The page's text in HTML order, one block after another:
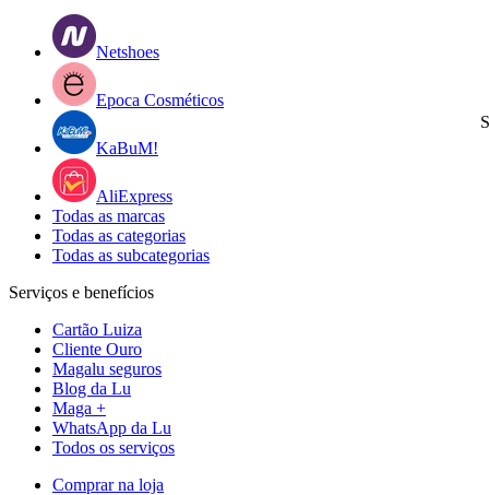
Netshoes
Epoca Cosméticos
KaBuM!
AliExpress
Todas as marcas
Todas as categorias
Todas as subcategorias
Serviços e benefícios
Cartão Luiza
Cliente Ouro
Magalu seguros
Blog da Lu
Maga +
WhatsApp da Lu
Todos os serviços
Comprar na loja